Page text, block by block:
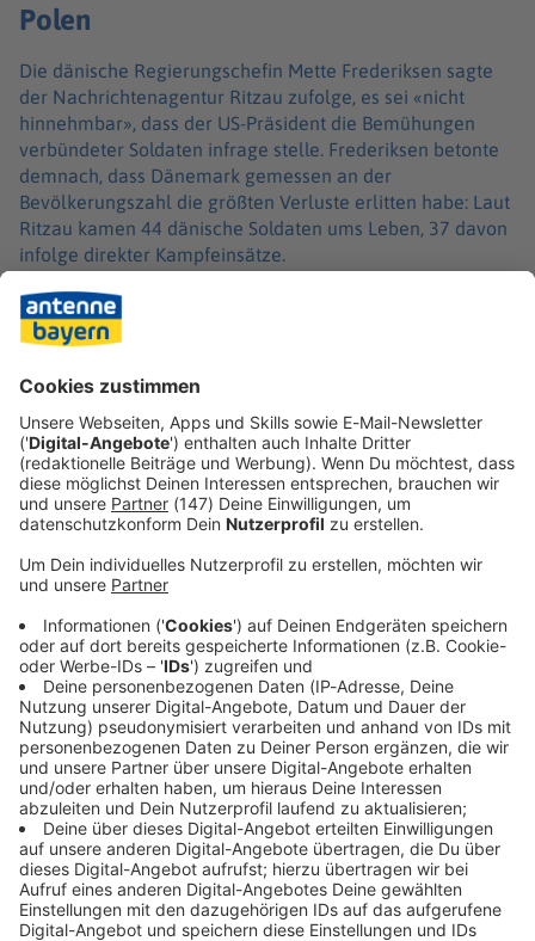
Polen
Die dänische Regierungschefin Mette Frederiksen sagte
der Nachrichtenagentur Ritzau zufolge, es sei «nicht
hinnehmbar», dass der US-Präsident die Bemühungen
verbündeter Soldaten infrage stelle. Frederiksen betonte
demnach, dass Dänemark gemessen an der
Bevölkerungszahl die größten Verluste erlitten habe: Laut
Ritzau kamen 44 dänische Soldaten ums Leben, 37 davon
infolge direkter Kampfeinsätze.
Polens Präsident Karol Nawrocki schrieb auf der Plattform
X, es bestehe kein Zweifel daran, dass polnische Soldaten
Helden seien. 44 Polen seien in Afghanistan gefallen, 43
Soldaten und ein Zivilist.
Immer auf dem Laufenden
bleiben!